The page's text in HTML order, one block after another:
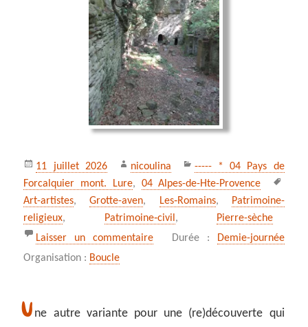
Publié
le
11 juillet 2026 Auteur
nicoulina Catégories
----- * 04 Pays de
Forcalquier mont. Lure, 04 Alpes-de-Hte-Provence
Art-artistes,Grotte-aven, Les‑Romains,
Patrimoine-
religieux, Patrimoine‑civil ,
Pierre-sèche
Laisser un commentaire
sur *** Le dernier refuge de saint
Durée :
Demie-journée
Organisation : Boucle
U ne autre variante pour une (re)découverte qui